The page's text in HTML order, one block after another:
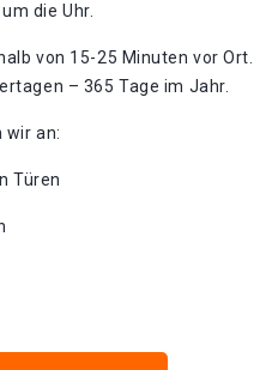
die Uhr.
von 15-25 Minuten vor Ort.
– 365 Tage im Jahr.
wir an:
Türen